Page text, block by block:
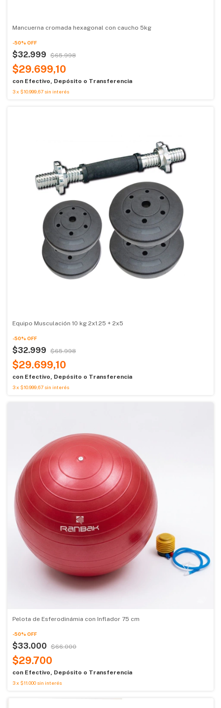
Mancuerna cromada hexagonal con caucho 5kg
-50% OFF
$32.999 $65.998
$29.699,10
con Efectivo, Depósito o Transferencia
3x $10.999,67 sin interés
Equipo Musculación 10 kg 2x1.25 + 2x5
-50% OFF
$32.999 $65.998
$29.699,10
con Efectivo, Depósito o Transferencia
3x $10.999,67 sin interés
Pelota de Esferodinámia con Inflador 75 cm
-50% OFF
$33.000 $66.000
$29.700
con Efectivo, Depósito o Transferencia
3x $11.000 sin interés